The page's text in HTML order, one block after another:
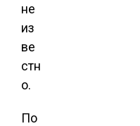
не
из
ве
стн
о.
По